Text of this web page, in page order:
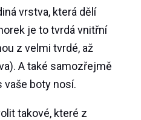
vrstva, která dělí
je to tvrdá vnitřní
z velmi tvrdé, až
A také samozřejmě
vaše boty nosí.
takové, které z